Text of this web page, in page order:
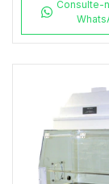
Consulte-